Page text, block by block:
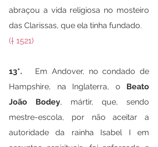
abraçou a vida religiosa no mosteiro
das Clarissas, que ela tinha fundado.
(† 1521)
13*. Em Andover, no condado de
Hampshire, na Inglaterra, o Beato
João Bodey, mártir, que, sendo
mestre-escola, por não aceitar a
autoridade da rainha Isabel I em